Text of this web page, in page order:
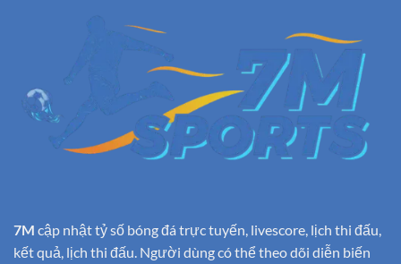
7M cập nhật tỷ số bóng đá trực tuyến, livescore, lịch thi đấu,
kết quả, lịch thi đấu. Người dùng có thể theo dõi diễn biến